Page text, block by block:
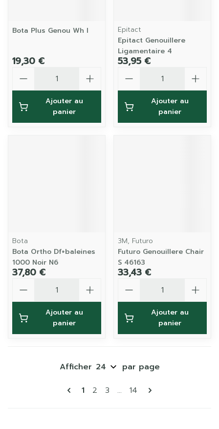
Bota Plus Genou Wh l
19,30 €
Ajouter au
panier
Epitact
Epitact Genouillere
Ligamentaire 4
53,95 €
Ajouter au
panier
Bota
Bota Ortho Df+baleines
1000 Noir N6
37,80 €
Ajouter au
panier
3M, Futuro
Futuro Genouillere Chair
S 46163
33,43 €
Ajouter au
panier
Pages
Vous lisez actuellement la page
1 Page
2 Page
3 ... Page
14
Afficher par page